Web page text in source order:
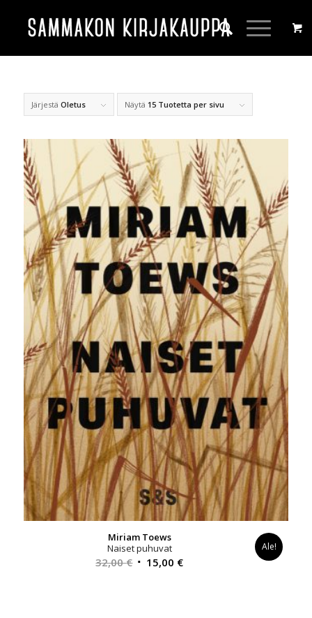
Järjestä Oletus Näytä 15 Tuotetta per sivu
Miriam Toews
Naiset puhuvat
32,00€ Alkuperäinen
15,00 €Nykyinen
Ale!